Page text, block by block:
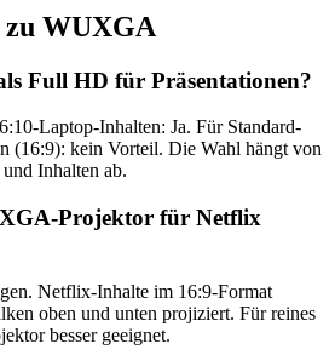
WUXGA
Full HD für Präsentationen?
Laptop-Inhalten: Ja. Für Standard-
(16:9): kein Vorteil. Die Wahl hängt von
Inhalten ab.
Projektor für Netflix
Netflix-Inhalte im 16:9-Format
oben und unten projiziert. Für reines
besser geeignet.